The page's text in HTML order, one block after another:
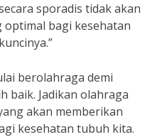
sporadis tidak akan
bagi kesehatan
berolahraga demi
baik. Jadikan olahraga
akan memberikan
kesehatan tubuh kita.